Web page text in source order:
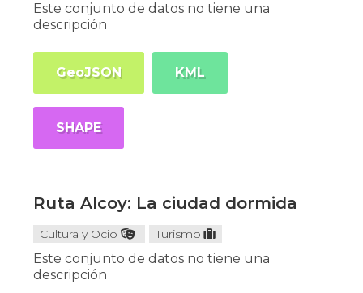
Este conjunto de datos no tiene una
descripción
GeoJSON KML
SHAPE
Ruta Alcoy: La ciudad dormida
Cultura y Ocio Turismo
Este conjunto de datos no tiene una
descripción